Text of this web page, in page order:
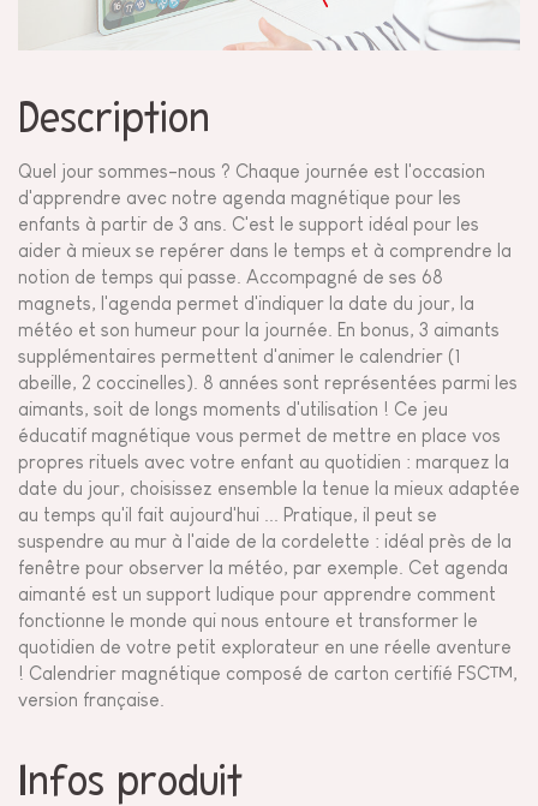
Description
Quel jour sommes-nous ? Chaque journée est l'occasion
d'apprendre avec notre agenda magnétique pour les
enfants à partir de 3 ans. C'est le support idéal pour les
aider à mieux se repérer dans le temps et à comprendre la
notion de temps qui passe. Accompagné de ses 68
magnets, l'agenda permet d'indiquer la date du jour, la
météo et son humeur pour la journée. En bonus, 3 aimants
supplémentaires permettent d'animer le calendrier (1
abeille, 2 coccinelles). 8 années sont représentées parmi les
aimants, soit de longs moments d'utilisation ! Ce jeu
éducatif magnétique vous permet de mettre en place vos
propres rituels avec votre enfant au quotidien : marquez la
date du jour, choisissez ensemble la tenue la mieux adaptée
au temps qu'il fait aujourd'hui ... Pratique, il peut se
suspendre au mur à l'aide de la cordelette : idéal près de la
fenêtre pour observer la météo, par exemple. Cet agenda
aimanté est un support ludique pour apprendre comment
fonctionne le monde qui nous entoure et transformer le
quotidien de votre petit explorateur en une réelle aventure
! Calendrier magnétique composé de carton certifié FSC™,
version française.
Infos produit